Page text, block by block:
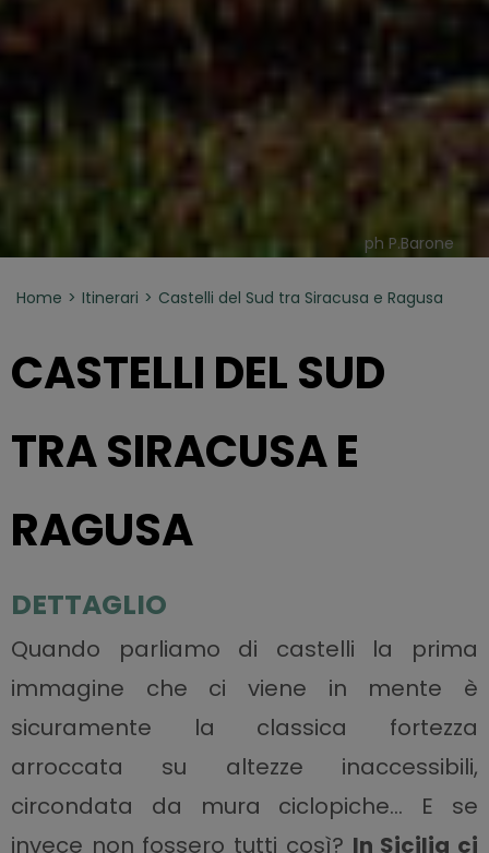
ph P.Barone
Home Itinerari Castelli del Sud tra Siracusa e Ragusa
CASTELLI DEL SUD
TRA SIRACUSA E
RAGUSA
DETTAGLIO
Quando parliamo di castelli la prima
immagine che ci viene in mente è
sicuramente la classica fortezza
arroccata su altezze inaccessibili,
circondata da mura ciclopiche… E se
invece non fossero tutti così? In Sicilia ci